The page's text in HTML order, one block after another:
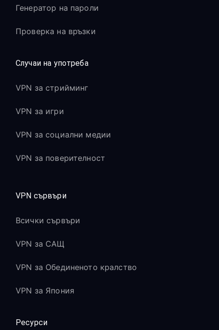
Генератор на пароли
Проверка на връзки
Случаи на употреба
VPN за стрийминг
VPN за игри
VPN за социални медии
VPN за поверителност
VPN сървъри
Всички сървъри
VPN за САЩ
VPN за Обединеното кралство
VPN за Япония
Ресурси